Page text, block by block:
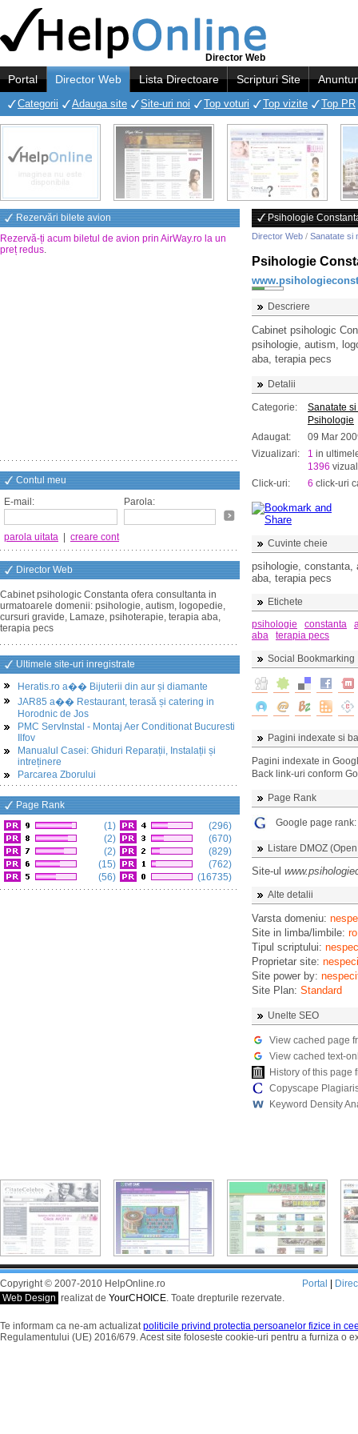
Director Web
Portal Director Web Lista Directoare Scripturi Site
Categorii Adauga site Site-uri noi Top voturi Top vizite Top PR
Rezervări bilete avion
Rezervă-ți acum biletul de avion prin AirWay.ro la un
preț redus.
Contul meu
E-mail:
Parola:
parola uitata creare cont
Director Web
Cabinet psihologic Constanta ofera consultanta in
urmatoarele domenii: psihologie, autism, logopedie,
cursuri gravide, Lamaze, psihoterapie, terapia aba,
terapia pecs
Ultimele site-uri inregistrate
Heratis.ro a�� Bijuterii din aur și diamante
JAR85 a�� Restaurant, terasă și catering in
Horodnic de Jos
PMC ServInstal - Montaj Aer Conditionat Bucuresti
Ilfov
Manualul Casei: Ghiduri Reparații, Instalații și
intreținere
Parcarea Zborului
Page Rank
(1)
(2)
(2)
(15)
(56)
(296)
(670)
(829)
(762)
(16735)
Psihologie
Director Web / Sanatate si
Psihologie
Descriere
Cabinet psihologic
psihologie, autism,
aba, terapia pecs
Detalii
Categorie:
Sanatate
Psihologie
Adaugat:
09 Mar
Vizualizari:
1 in
1396
Click-uri:
6 click-uri
Cuvinte cheie
psihologie, constanta,
aba, terapia pecs
Etichete
psihologie
constanta
aba
terapia pecs
Social Bookmarking
Pagini indexate si
Pagini indexate in
Back link-uri conform
Page Rank
Google page rank:
Listare DMOZ
Site-ul
Alte detalii
Varsta domeniu:
Site in limba/limbile: ro
Tipul scriptului:
Proprietar site:
Site power by:
Site Plan: Standard
Unelte SEO
View cached page
View cached text-
History of this page
Copyscape
Keyword Density
Copyright © 2007-2010 HelpOnline.ro
Web Design realizat de YourCHOICE. Toate drepturile rezervate.
Portal
Te informam ca ne-am actualizatpoliticile privind protectia persoanelor fizice in
Regulamentului (UE) 2016/679. Acest site foloseste cookie-uri pentru a furniza o